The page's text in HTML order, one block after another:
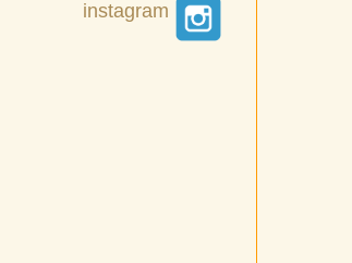
instagram